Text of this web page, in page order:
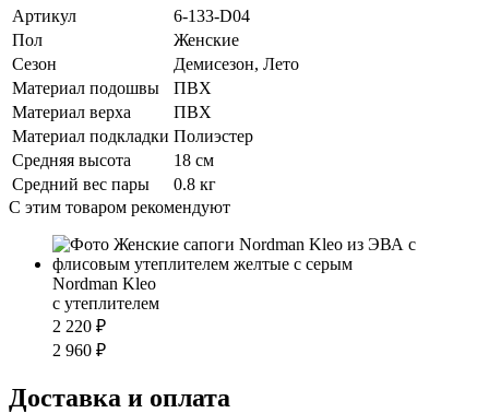
Артикул
6-133-D04
Пол
Женские
Сезон
Демисезон, Лето
Материал подошвы
ПВХ
Материал верха
ПВХ
Материал подкладки Полиэстер
Средняя высота
18 см
Средний вес пары
0.8 кг
С этим товаром рекомендуют
Nordman Kleo
с утеплителем
2 220 ₽
2 960 ₽
Доставка и оплата